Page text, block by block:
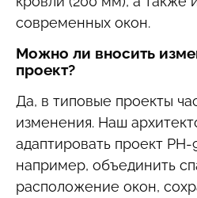
современных окон.
Можно ли вносить
проект?
Да, в типовые проекты
изменения. Наш
адаптировать проект
например, объединить
расположение окон,